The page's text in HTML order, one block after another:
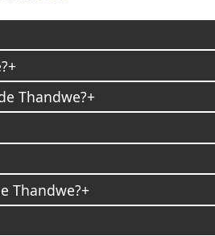
Thandwe?
Thandwe?